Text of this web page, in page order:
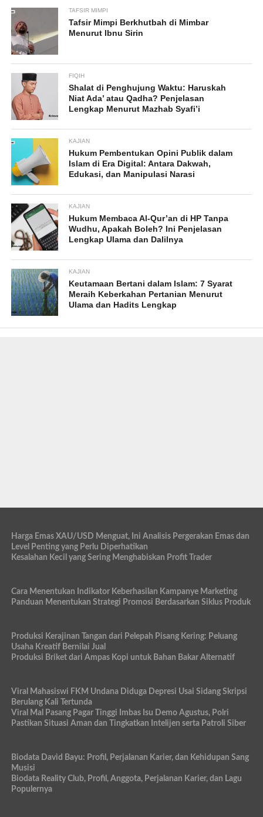
TAFSIR MIMPI
Tafsir Mimpi Berkhutbah di Mimbar
Menurut Ibnu Sirin
FIQIH
Shalat di Penghujung Waktu: Haruskah
Niat Ada’ atau Qadha? Penjelasan
Lengkap Menurut Mazhab Syafi’i
KAJIAN
Hukum Pembentukan Opini Publik dalam
Islam di Era Digital: Antara Dakwah,
Edukasi, dan Manipulasi Narasi
KAJIAN
Hukum Membaca Al-Qur’an di HP Tanpa
Wudhu, Apakah Boleh? Ini Penjelasan
Lengkap Ulama dan Dalilnya
KAJIAN
Keutamaan Bertani dalam Islam: 7 Syarat
Meraih Keberkahan Pertanian Menurut
Ulama dan Hadits Lengkap
Harga Emas XAU/USD Menguat, Ini Analisis Pergerakan Emas dan
Level Penting yang Perlu Diperhatikan
Kesalahan Kecil yang Sering Menghabiskan Profit Trader
Cara Menentukan Indikator Keberhasilan Kampanye Marketing
Panduan Menentukan Strategi Promosi Berdasarkan Siklus Produk
Produksi Kerajinan Tangan dari Pelepah Pisang Kering: Peluang
Usaha Kreatif Bernilai Jual
Produksi Briket dari Ampas Kopi untuk Bahan Bakar Alternatif
Viral Mahasiswi FKM Undana Diduga Depresi Usai Sidang Skripsi
Berulang Kali Tertunda
Viral Mal Pasang Pagar Tinggi Imbas Isu Demo Agustus, Polri
Pastikan Situasi Aman dan Tingkatkan Intelijen serta Patroli Siber
Biodata David Bayu: Profil, Perjalanan Karier, dan Kehidupan Sang
Musisi
Biodata Reality Club, Profil, Anggota, Perjalanan Karier, dan Lagu
Populernya